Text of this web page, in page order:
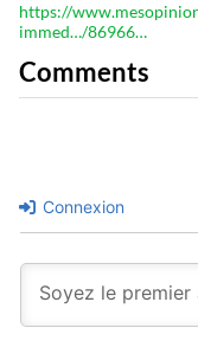
https://
immed…/86966…
Comments
Connexion